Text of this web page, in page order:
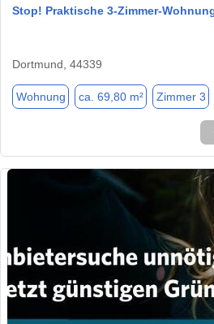
Stop! Praktische 3-Zimmer-
Dortmund, 44339
Wohnung ca. 69,80 m² Zimmer 3